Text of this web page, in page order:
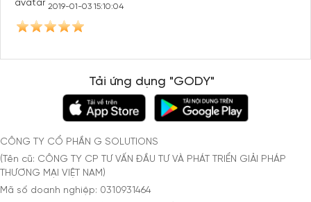
2019-01-03 15:10:04
Tải ứng dụng "GODY"
CÔNG TY CỔ PHẦN G SOLUTIONS
(Tên cũ: CÔNG TY CP TƯ VẤN ĐẦU TƯ VÀ PHÁT TRIỂN GIẢI PHÁP
THƯƠNG MẠI VIỆT NAM)
Mã số doanh nghiệp: 0310931464